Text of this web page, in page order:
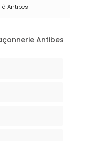
à Antibes
Antibes